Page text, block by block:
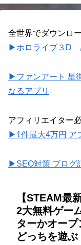
全世界でダウンロ
▶ホロライブ３D
▶ファンアート 星
なるアプリ
アフィリエイター
▶1件最大4万円 ア
▶SEO対策 ブログ
【STEAM最
2大無料ゲー
ターかオー
どっちを遊